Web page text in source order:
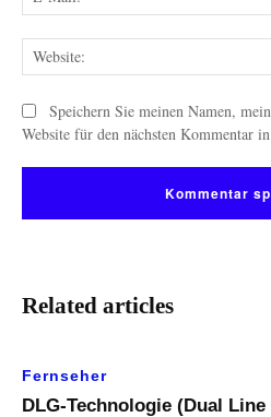
Speichern Sie meinen Namen,
Website für den nächsten Kommentar
Related articles
Fernseher
DLG-Technologie (Dual